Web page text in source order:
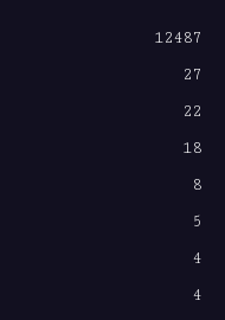
12487
27
22
18
8
5
4
4